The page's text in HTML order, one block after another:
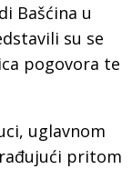
Bašćina u
su se
pogovora te
uglavnom
pritom